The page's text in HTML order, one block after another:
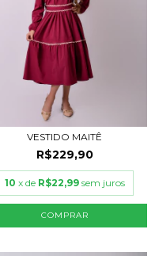
VESTIDO MAITÊ
R$229,90
10 x de R$22,99 sem juros
COMPRAR